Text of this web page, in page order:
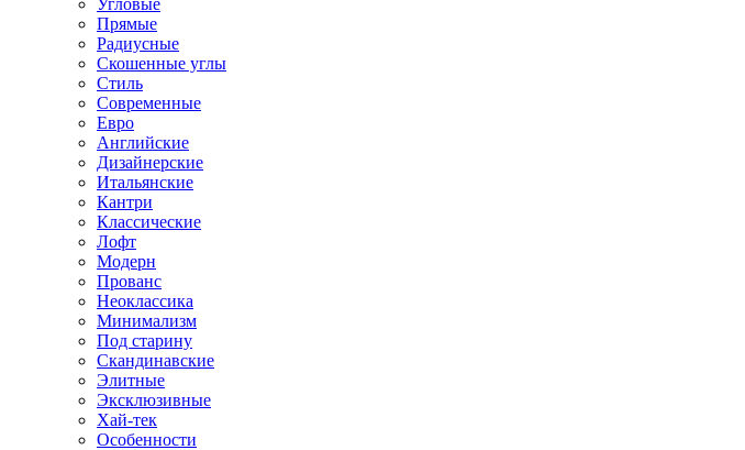
Прямые
Радиусные
Скошенные углы
Стиль
Современные
Евро
Английские
Дизайнерские
Итальянские
Кантри
Классические
Лофт
Модерн
Прованс
Неоклассика
Минимализм
Под старину
Скандинавские
Элитные
Эксклюзивные
Хай-тек
Особенности